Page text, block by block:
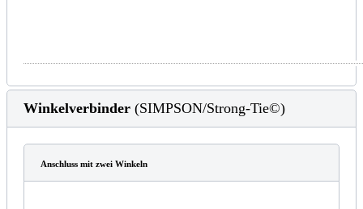
Winkelverbinder (SIMPSON/Strong-Tie©)
Anschluss mit zwei Winkeln